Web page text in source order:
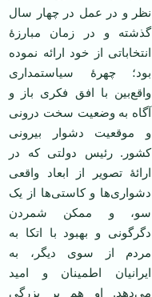
نظر و در عمل در چهار سال
گذشته و در زمان مبارزۀ
انتخاباتی از خود ارائه نموده
بود؛ چهرۀ سیاستمداری
واقع‌بین ‌با افق فکری باز و
آگاه‌ به وضعیت سخت درونی
و موقعیت دشوار بیرونی
کشور. رئیس دولتی که در
ارائۀ تصویر از ابعاد واقعی
دشواری‌ها و کاستی‌ها از یک
سو، و ممکن شمردن
دگرگونی و بهبود با اتکا به
مردم از سوی دیگر، به
ایرانیان اطمینان و امید
می‌دهد. او هم بر بزرگی